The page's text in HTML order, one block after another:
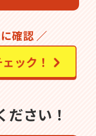
確認 ／
ック！
ださい！